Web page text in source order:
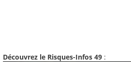
Découvrez le Risques-Infos 49 :